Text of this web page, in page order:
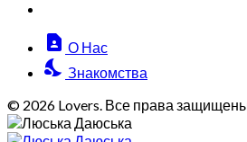
contact_page О Нас
nights_stay Знакомства
© 2026 Lovers. Все права